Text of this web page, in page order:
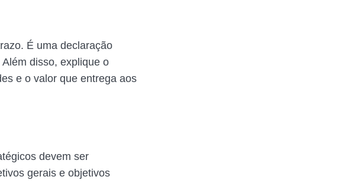
É uma declaração
disso, explique o
e o valor que entrega aos
devem ser
gerais e objetivos